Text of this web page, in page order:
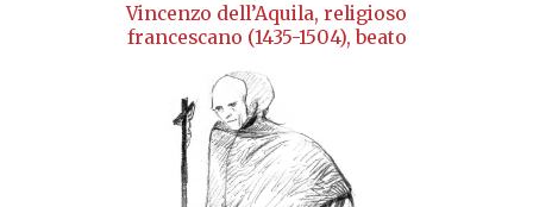
Vincenzo dell’Aquila, religioso
francescano (1435-1504), beato